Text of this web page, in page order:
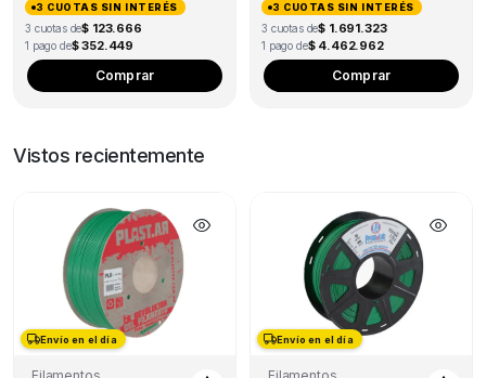
3 CUOTAS SIN INTERÉS
3 cuotas de$ 123.666
1 pago de$ 352.449
Comprar
3 CUOTAS SIN INTERÉS
3 cuotas de$ 1.691.323
1 pago de$ 4.462.962
Comprar
Vistos recientemente
Envío en el día Envío en el día